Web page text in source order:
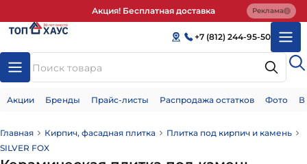
Акция! Бесплатная доставка Реклама
+7 (812) 244-95-50
Акции Бренды Прайс-листы Распродажа остатков Фото
Главная Кирпич, фасадная плитка
Плитка под кирпич и камень
SILVER FOX